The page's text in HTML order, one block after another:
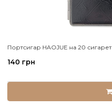
Портсигар HAOJUE на 20 сигарет
140 грн